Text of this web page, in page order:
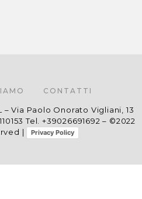
CONTATTI
– Via Paolo Onorato Vigliani, 13
Tel. +39026691692 – ©2022
|
Privacy Policy